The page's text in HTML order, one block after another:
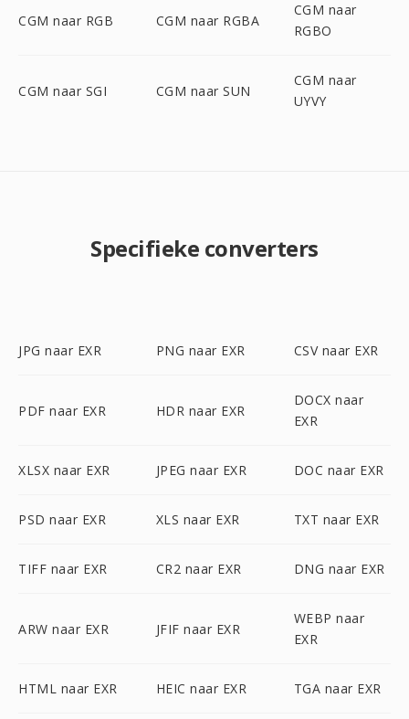
CGM naar RGB CGM naar RGBA
CGM naar
RGBO
CGM naar SGI CGM naar SUN
CGM naar
UYVY
Specifieke converters
JPG naar EXR PNG naar EXR CSV naar EXR
PDF naar EXR HDR naar EXR
DOCX naar
EXR
XLSX naar EXR JPEG naar EXR DOC naar EXR
PSD naar EXR XLS naar EXR TXT naar EXR
TIFF naar EXR CR2 naar EXR DNG naar EXR
ARW naar EXR JFIF naar EXR
WEBP naar
EXR
HTML naar EXR HEIC naar EXR TGA naar EXR